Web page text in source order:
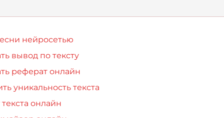
нейросетью
вывод по тексту
реферат онлайн
уникальность текста
онлайн